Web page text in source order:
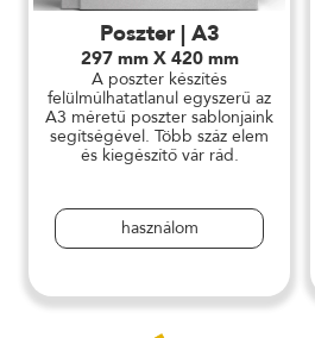
Poszter | A3
297 mm X 420 mm
A poszter készítés
felülmúlhatatlanul egyszerű az
A3 méretű poszter sablonjaink
segítségével. Több száz elem
és kiegészítő vár rád.
használom